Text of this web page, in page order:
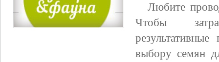
Любите
Чтобы
выбору семян